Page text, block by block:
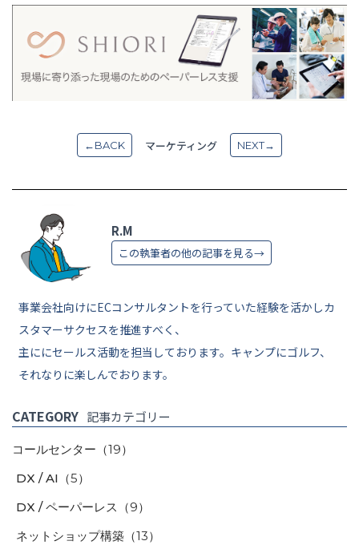
←BACK マーケティング NEXT→
R.M
この執筆者の他の記事を見る→
事業会社向けにECコンサルタントを行っていた経験を活かしカ
スタマーサクセスを推進すべく、
主ににセールス活動を担当しております。キャンプにゴルフ、
それなりに楽しんでおります。
CATEGORY 記事カテゴリー
コールセンター （19）
DX / AI （5）
DX / ペーパーレス （9）
ネットショップ構築 （13）